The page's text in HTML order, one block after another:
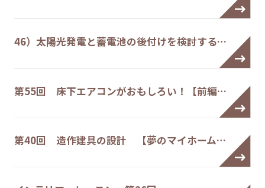
46）太陽光発電と蓄電池の後付けを検討する…
第55回 床下エアコンがおもしろい！【前編…
第40回 造作建具の設計 【夢のマイホーム…